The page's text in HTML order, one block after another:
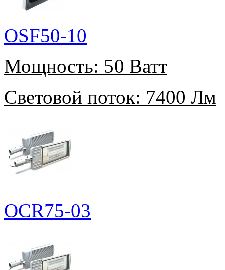
OSF50-10
Мощность: 50 Ватт
Световой поток: 7400 Лм
OCR75-03